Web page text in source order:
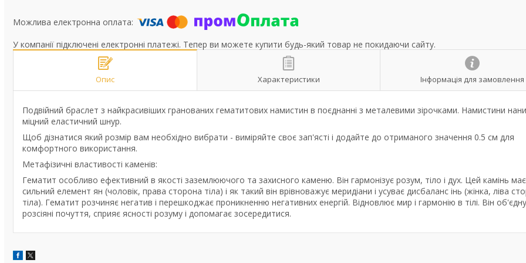
У компанії підключені електронні платежі. Тепер ви можете купити будь-який товар не покидаючи сайту.
Опис Характеристики Інформація для замовлення
Подвійний браслет з найкрасивіших гранованих гематитових намистин в поєднанні з металевими зірочками. Намистини
міцний еластичний шнур.
Щоб дізнатися який розмір вам необхідно вибрати - виміряйте своє зап'ясті і додайте до отриманого значення 0.5 см для
комфортного використання.
Метафізичні властивості каменів:
Гематит особливо ефективний в якості заземлюючого та захисного каменю. Він гармонізує розум, тіло і дух. Цей камінь має
сильний елемент ян (чоловік, права сторона тіла) і як такий він врівноважує меридіани і усуває дисбаланс інь (жінка, ліва
тіла). Гематит розчиняє негатив і перешкоджає проникненню негативних енергій. Відновлює мир і гармонію в тілі. Він
розсіяні почуття, сприяє ясності розуму і допомагає зосередитися.